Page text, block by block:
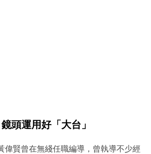
頭運用好「大台」
偉賢曾在無綫任職編導，曾執導不少經